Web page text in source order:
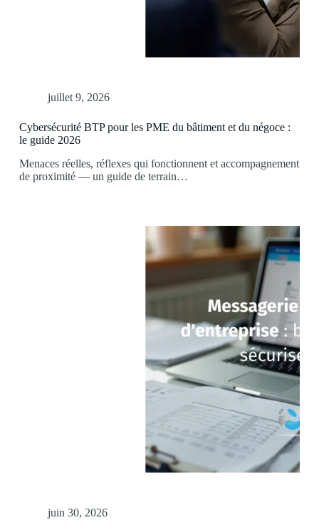
juillet 9, 2026
Cybersécurité BTP pour les PME du bâtiment et du négoce :
le guide 2026
Menaces réelles, réflexes qui fonctionnent et accompagnement
de proximité — un guide de terrain…
juin 30, 2026